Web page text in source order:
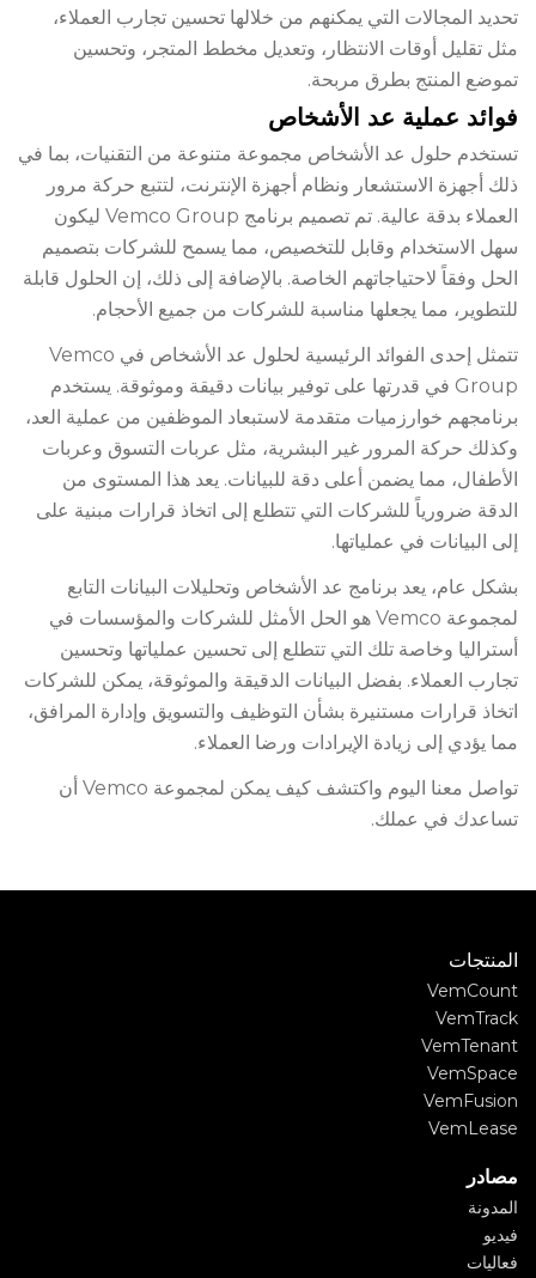
تحديد المجالات التي يمكنهم من خلالها تحسين تجارب العملاء،
مثل تقليل أوقات الانتظار، وتعديل مخطط المتجر، وتحسين
تموضع المنتج بطرق مربحة.
فوائد عملية عد الأشخاص
تستخدم حلول عد الأشخاص مجموعة متنوعة من التقنيات، بما في
ذلك أجهزة الاستشعار ونظام أجهزة الإنترنت، لتتبع حركة مرور
العملاء بدقة عالية. تم تصميم برنامج Vemco Group ليكون
سهل الاستخدام وقابل للتخصيص، مما يسمح للشركات بتصميم
الحل وفقاً لاحتياجاتهم الخاصة. بالإضافة إلى ذلك، إن الحلول قابلة
للتطوير، مما يجعلها مناسبة للشركات من جميع الأحجام.
تتمثل إحدى الفوائد الرئيسية لحلول عد الأشخاص في Vemco
Group في قدرتها على توفير بيانات دقيقة وموثوقة. يستخدم
برنامجهم خوارزميات متقدمة لاستبعاد الموظفين من عملية العد،
وكذلك حركة المرور غير البشرية، مثل عربات التسوق وعربات
الأطفال، مما يضمن أعلى دقة للبيانات. يعد هذا المستوى من
الدقة ضرورياً للشركات التي تتطلع إلى اتخاذ قرارات مبنية على
إلى البيانات في عملياتها.
بشكل عام، يعد برنامج عد الأشخاص وتحليلات البيانات التابع
لمجموعة Vemco هو الحل الأمثل للشركات والمؤسسات في
أستراليا وخاصة تلك التي تتطلع إلى تحسين عملياتها وتحسين
تجارب العملاء. بفضل البيانات الدقيقة والموثوقة، يمكن للشركات
اتخاذ قرارات مستنيرة بشأن التوظيف والتسويق وإدارة المرافق،
مما يؤدي إلى زيادة الإيرادات ورضا العملاء.
تواصل معنا اليوم واكتشف كيف يمكن لمجموعة Vemco أن
تساعدك في عملك.
المنتجات
VemCount
VemTrack
VemTenant
VemSpace
VemFusion
VemLease
مصادر
المدونة
فيديو
فعاليات